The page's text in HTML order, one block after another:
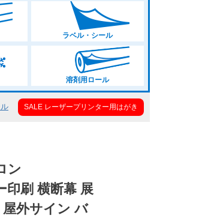
ラベル・シール
溶剤用ロール
SALE レーザープリンター用はがき
ン
印刷 横断幕 展
外サイン バ